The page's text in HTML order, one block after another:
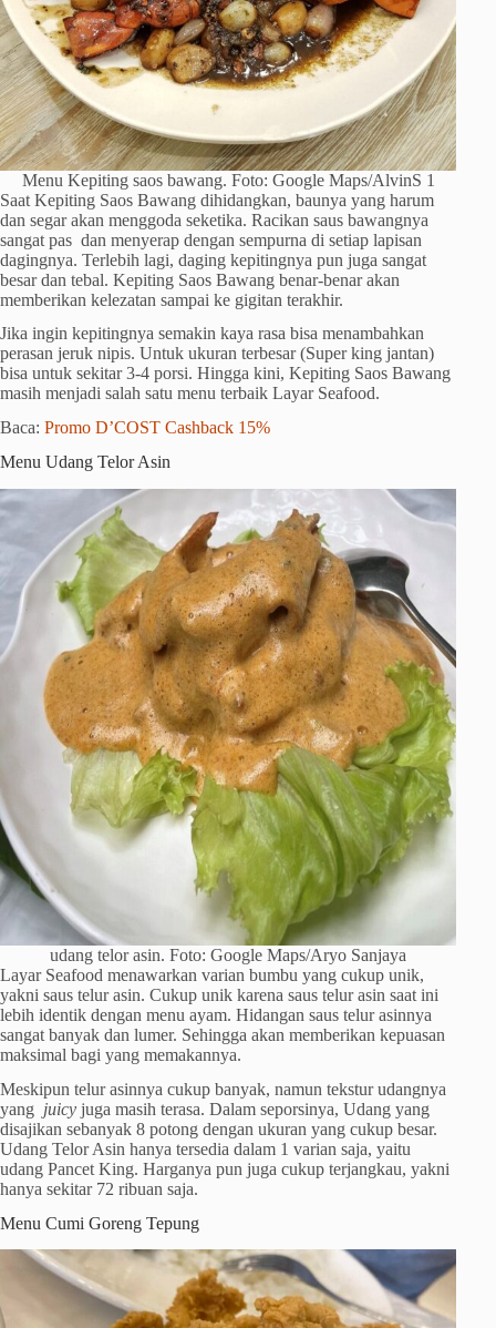
Menu Kepiting saos bawang. Foto: Google Maps/AlvinS 1
Saat Kepiting Saos Bawang dihidangkan, baunya yang harum
dan segar akan menggoda seketika. Racikan saus bawangnya
sangat pas dan menyerap dengan sempurna di setiap lapisan
dagingnya. Terlebih lagi, daging kepitingnya pun juga sangat
besar dan tebal. Kepiting Saos Bawang benar-benar akan
memberikan kelezatan sampai ke gigitan terakhir.
Jika ingin kepitingnya semakin kaya rasa bisa menambahkan
perasan jeruk nipis. Untuk ukuran terbesar (Super king jantan)
bisa untuk sekitar 3-4 porsi. Hingga kini, Kepiting Saos Bawang
masih menjadi salah satu menu terbaik Layar Seafood.
Baca: Promo D’COST Cashback 15%
Menu Udang Telor Asin
udang telor asin. Foto: Google Maps/Aryo Sanjaya
Layar Seafood menawarkan varian bumbu yang cukup unik,
yakni saus telur asin. Cukup unik karena saus telur asin saat ini
lebih identik dengan menu ayam. Hidangan saus telur asinnya
sangat banyak dan lumer. Sehingga akan memberikan kepuasan
maksimal bagi yang memakannya.
Meskipun telur asinnya cukup banyak, namun tekstur udangnya
yang juicy juga masih terasa. Dalam seporsinya, Udang yang
disajikan sebanyak 8 potong dengan ukuran yang cukup besar.
Udang Telor Asin hanya tersedia dalam 1 varian saja, yaitu
udang Pancet King. Harganya pun juga cukup terjangkau, yakni
hanya sekitar 72 ribuan saja.
Menu Cumi Goreng Tepung